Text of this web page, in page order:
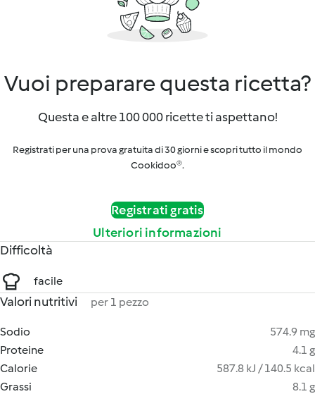
Vuoi preparare questa ricetta?
Questa e altre 100 000 ricette ti aspettano!
Registrati per una prova gratuita di 30 giorni e scopri tutto il mondo
Cookidoo®.
Registrati gratis
Ulteriori informazioni
Difficoltà
facile
Valori nutritivi per 1 pezzo
Sodio
574.9 mg
Proteine
4.1 g
Calorie
587.8 kJ / 140.5 kcal
Grassi
8.1 g